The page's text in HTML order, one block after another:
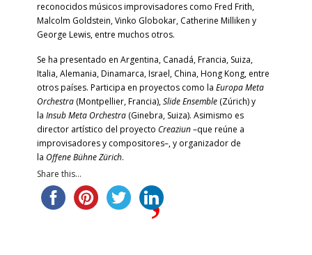
reconocidos músicos improvisadores como Fred Frith,
Malcolm Goldstein, Vinko Globokar, Catherine Milliken y
George Lewis, entre muchos otros.
Se ha presentado en Argentina, Canadá, Francia, Suiza,
Italia, Alemania, Dinamarca, Israel, China, Hong Kong, entre
otros países. Participa en proyectos como la Europa Meta
Orchestra(Montpellier, Francia),Slide Ensemble(Zúrich) y
la Insub Meta Orchestra(Ginebra, Suiza). Asimismo es
director artístico del proyecto Creaziun–que reúne a
improvisadores y compositores–, y organizador de
la Offene Bühne Zürich.
Share this...